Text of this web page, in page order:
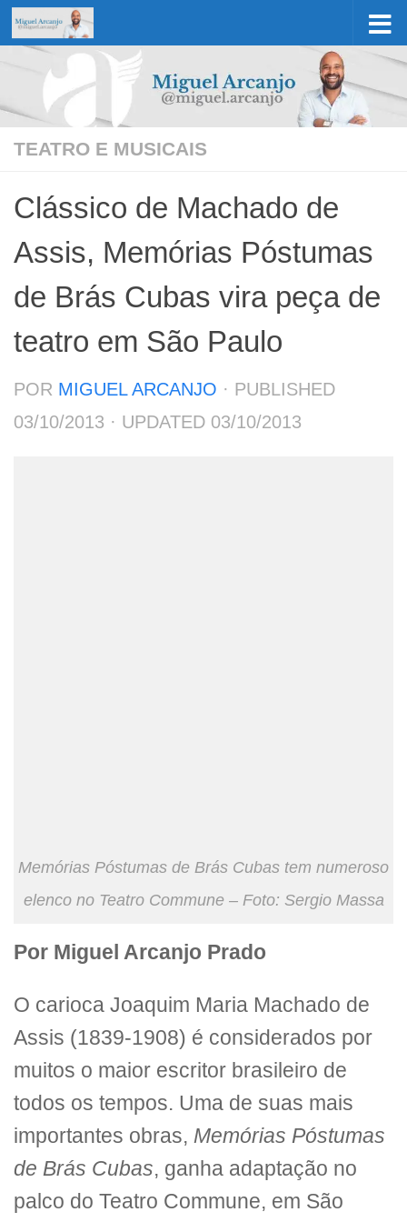
Skip to content
TEATRO E MUSICAIS
Clássico de Machado de
Assis, Memórias Póstumas
de Brás Cubas vira peça de
teatro em São Paulo
POR MIGUEL ARCANJO · PUBLISHED
03/10/2013 · UPDATED 03/10/2013
Memórias Póstumas de Brás Cubas tem numeroso
elenco no Teatro Commune – Foto: Sergio Massa
Por Miguel Arcanjo Prado
O carioca Joaquim Maria Machado de
Assis (1839-1908) é considerados por
muitos o maior escritor brasileiro de
todos os tempos. Uma de suas mais
importantes obras, Memórias Póstumas
de Brás Cubas, ganha adaptação no
palco do Teatro Commune, em São